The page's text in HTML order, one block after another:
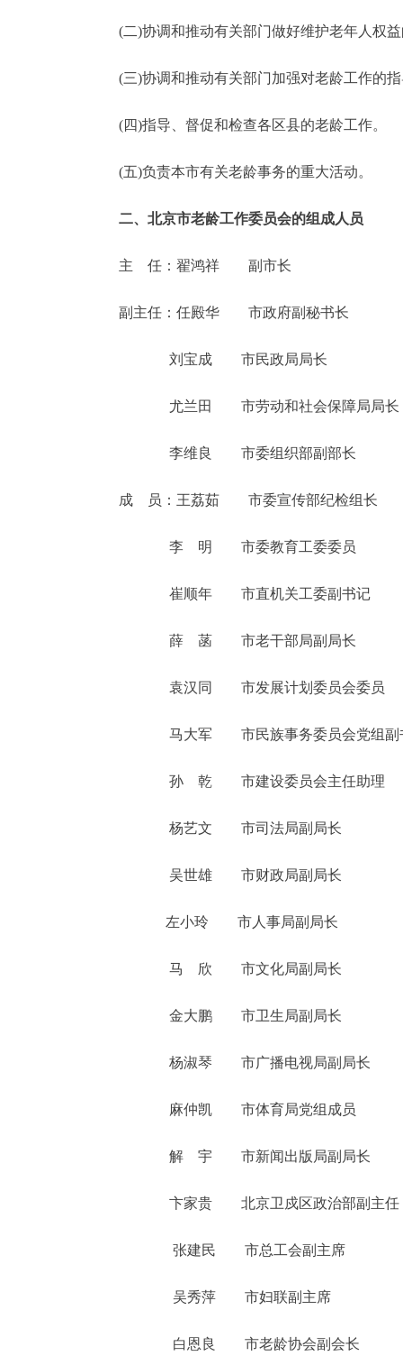
政民互动
12345网上接诉即办
参与调查
走进北京
北京概况
ENGLISH
(二)协调和推动有关部门做好维护老年人权益
(三)协调和推动有关部门加强对老龄工作的指
(四)指导、督促和检查各区县的老龄工作。
(五)负责本市有关老龄事务的重大活动。
二、北京市老龄工作委员会的组成人员
主 任：翟鸿祥 副市长
副主任：任殿华 市政府副秘书长
刘宝成 市民政局局长
尤兰田 市劳动和社会保障局局长
李维良 市委组织部副部长
成 员：王荔茹 市委宣传部纪检组长
李 明 市委教育工委委员
崔顺年 市直机关工委副书记
薛 菡 市老干部局副局长
袁汉同 市发展计划委员会委员
马大军 市民族事务委员会党组副
孙 乾 市建设委员会主任助理
杨艺文 市司法局副局长
吴世雄 市财政局副局长
左小玲 市人事局副局长
马 欣 市文化局副局长
金大鹏 市卫生局副局长
杨淑琴 市广播电视局副局长
麻仲凯 市体育局党组成员
解 宇 市新闻出版局副局长
卞家贵 北京卫戍区政治部副主任
张建民 市总工会副主席
吴秀萍 市妇联副主席
白恩良 市老龄协会副会长